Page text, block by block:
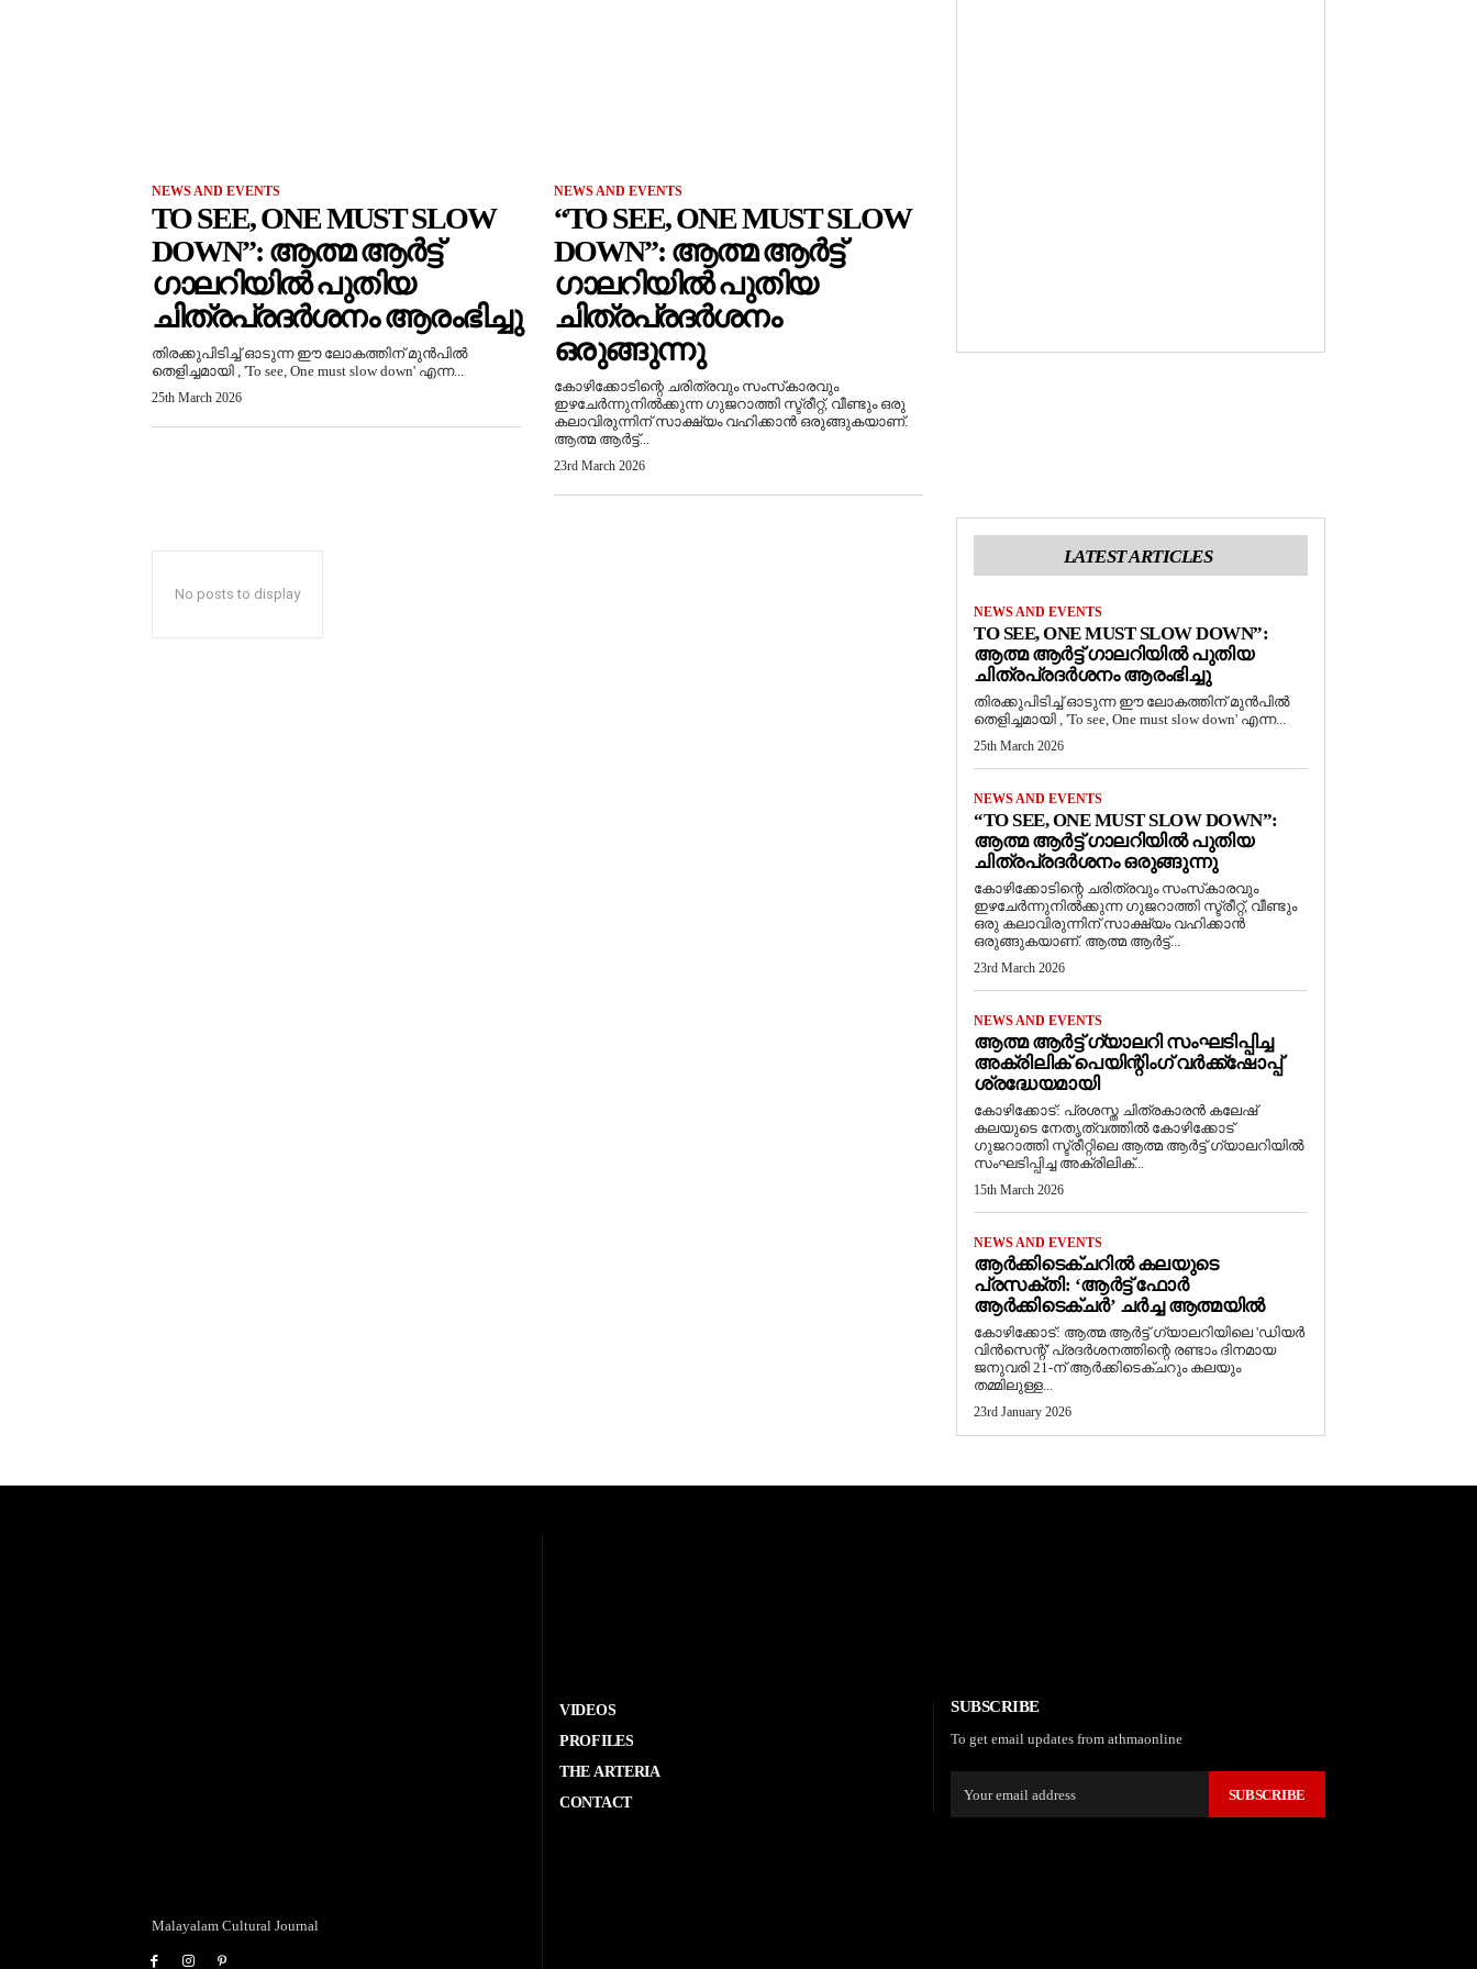
NEWS AND EVENTS
TO SEE, ONE MUST SLOW
DOWN”: ആത്മ ആർട്ട്
ഗാലറിയിൽ പുതിയ
ചിത്രപ്രദർശനം ആരംഭിച്ചു
തിരക്കുപിടിച്ച് ഓടുന്ന ഈ ലോകത്തിന് മുൻപിൽ
തെളിച്ചമായി , 'To see, One must slow down' എന്ന...
25th March 2026
NEWS AND EVENTS
“TO SEE, ONE MUST SLOW
DOWN”: ആത്മ ആർട്ട്
ഗാലറിയിൽ പുതിയ
ചിത്രപ്രദർശനം
ഒരുങ്ങുന്നു
കോഴിക്കോടിന്റെ ചരിത്രവും സംസ്‌കാരവും
ഇഴചേർന്നുനിൽക്കുന്ന ഗുജറാത്തി സ്ട്രീറ്റ്, വീണ്ടും ഒരു
കലാവിരുന്നിന് സാക്ഷ്യം വഹിക്കാൻ ഒരുങ്ങുകയാണ്.
ആത്മ ആർട്ട്...
23rd March 2026
No posts to display
LATEST ARTICLES
NEWS AND EVENTS
TO SEE, ONE MUST SLOW DOWN”:
ആത്മ ആർട്ട് ഗാലറിയിൽ പുതിയ
ചിത്രപ്രദർശനം ആരംഭിച്ചു
തിരക്കുപിടിച്ച് ഓടുന്ന ഈ ലോകത്തിന് മുൻപിൽ
തെളിച്ചമായി , 'To see, One must slow down' എന്ന...
25th March 2026
NEWS AND EVENTS
“TO SEE, ONE MUST SLOW DOWN”:
ആത്മ ആർട്ട് ഗാലറിയിൽ പുതിയ
ചിത്രപ്രദർശനം ഒരുങ്ങുന്നു
കോഴിക്കോടിന്റെ ചരിത്രവും സംസ്‌കാരവും
ഇഴചേർന്നുനിൽക്കുന്ന ഗുജറാത്തി സ്ട്രീറ്റ്, വീണ്ടും
ഒരു കലാവിരുന്നിന് സാക്ഷ്യം വഹിക്കാൻ
ഒരുങ്ങുകയാണ്. ആത്മ ആർട്ട്...
23rd March 2026
NEWS AND EVENTS
ആത്മ ആർട്ട് ഗ്യാലറി സംഘടിപ്പിച്ച
അക്രിലിക് പെയിന്റിംഗ് വർക്ക്‌ഷോപ്പ്
ശ്രദ്ധേയമായി
കോഴിക്കോട്: പ്രശസ്ത ചിത്രകാരൻ കലേഷ്
കലയുടെ നേതൃത്വത്തിൽ കോഴിക്കോട്
ഗുജറാത്തി സ്ട്രീറ്റിലെ ആത്മ ആർട്ട് ഗ്യാലറിയിൽ
സംഘടിപ്പിച്ച അക്രിലിക്...
15th March 2026
NEWS AND EVENTS
ആർക്കിടെക്ചറിൽ കലയുടെ
പ്രസക്തി: ‘ആർട്ട് ഫോർ
ആർക്കിടെക്ചർ’ ചർച്ച ആത്മയിൽ
​കോഴിക്കോട്: ആത്മ ആർട്ട് ഗ്യാലറിയിലെ 'ഡിയർ
വിൻസെന്റ്' പ്രദർശനത്തിന്റെ രണ്ടാം ദിനമായ
ജനുവരി 21-ന് ആർക്കിടെക്ചറും കലയും
തമ്മിലുള്ള...
23rd January 2026
Malayalam Cultural Journal
VIDEOS
PROFILES
THE ARTERIA
CONTACT
SUBSCRIBE
To get email updates from athmaonline
SUBSCRIBE